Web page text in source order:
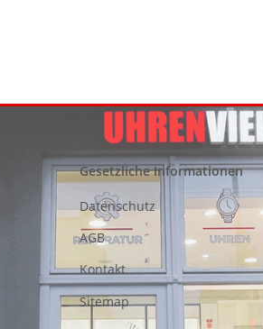
Gesetzliche Informationen
Datenschutz
AGB
Kontakt
Sitemap